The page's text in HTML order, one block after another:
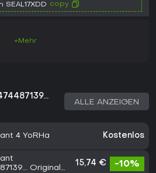
SEAL17XDD copy
+Mehr
ALLE ANZEIGEN
4 YoRHa Kostenlos
Original
15,74 € -10%